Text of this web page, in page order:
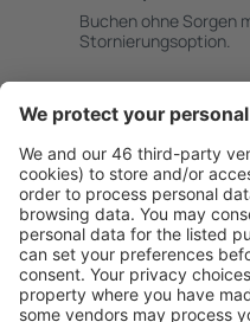
Buchen ohne Sorgen
Stornierungsoption.
Attraktive Preise und
Benutzer.
Unterkünfte, die
Wählen Sie aus über
Hütten, Apartments